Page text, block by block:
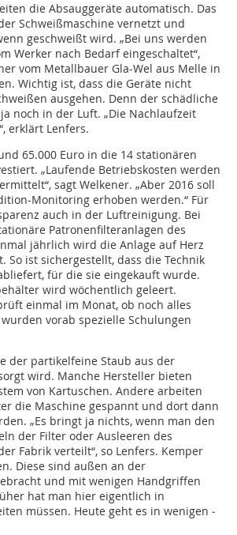
die Absauggeräte automatisch. Das
Schweißmaschine vernetzt und
geschweißt wird. „Bei uns werden
Werker nach Bedarf eingeschaltet“,
vom Metallbauer Gla-Wel aus Melle in
Wichtig ist, dass die Geräte nicht
ausgehen. Denn der schädliche
noch in der Luft. „Die Nachlaufzeit
erklärt Lenfers.
65.000 Euro in die 14 stationären
„Laufende Betriebskosten werden
sagt Welkener. „Aber 2016 soll
Monitoring erhoben werden.“ Für
auch in der Luftreinigung. Bei
Patronenfilteranlagen des
jährlich wird die Anlage auf Herz
So ist sichergestellt, dass die Technik
für die sie eingekauft wurde.
wird wöchentlich geleert.
einmal im Monat, ob noch alles
vorab spezielle Schulungen
der partikelfeine Staub aus der
wird. Manche Hersteller bieten
von Kartuschen. Andere arbeiten
die Maschine gespannt und dort dann
„Es bringt ja nichts, wenn man den
der Filter oder Ausleeren des
Fabrik verteilt“, so Lenfers. Kemper
Diese sind außen an der
und mit wenigen Handgriffen
hat man hier eigentlich in
müssen. Heute geht es in wenigen